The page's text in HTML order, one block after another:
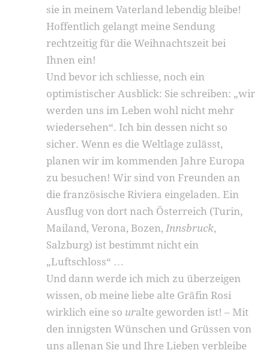
sie in meinem Vaterland lebendig bleibe!
Hoffentlich gelangt meine Sendung
rechtzeitig für die Weihnachtszeit bei
Ihnen ein!
Und bevor ich schliesse, noch ein
optimistischer Ausblick: Sie schreiben: „wir
werden uns im Leben wohl nicht mehr
wiedersehen“. Ich bin dessen nicht so
sicher. Wenn es die Weltlage zulässt,
planen wir im kommenden Jahre Europa
zu besuchen! Wir sind von Freunden an
die französische Riviera eingeladen. Ein
Ausflug von dort nach Österreich (Turin,
Mailand, Verona, Bozen,Innsbruck,
Salzburg) ist bestimmt nicht ein
„Luftschloss“ …
Und dann werde ich mich zu überzeigen
wissen, ob meine liebe alte Gräfin Rosi
wirklich eine so uralte geworden ist! – Mit
den innigsten Wünschen und Grüssen von
uns allenan Sie und Ihre Lieben verbleibe